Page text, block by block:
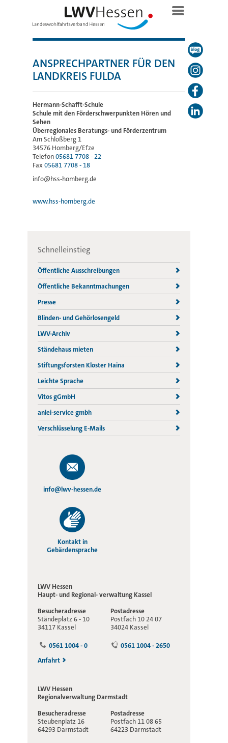
ANSPRECHPARTNER FÜR DEN
LANDKREIS FULDA
Hermann-Schafft-Schule
Schule mit den Förderschwerpunkten Hören und
Sehen
Überregionales Beratungs- und Förderzentrum
Am Schloßberg 1
34576 Homberg/Efze
Telefon05681 7708 - 22
Fax05681 7708 - 18
info@hss-homberg.de
www.hss-homberg.de
Schnelleinstieg
Öffentliche Ausschreibungen
Öffentliche Bekanntmachungen
Presse
Blinden- und Gehörlosengeld
LWV-Archiv
Ständehaus mieten
Stiftungsforsten Kloster Haina
Leichte Sprache
Vitos gGmbH
anlei-service gmbh
Verschlüsselung E-Mails
info@lwv-hessen.de
Kontakt in
Gebärdensprache
LWV Hessen
Haupt- und Regional-verwaltung Kassel
Besucheradresse
Ständeplatz 6 - 10
34117 Kassel
Postadresse
Postfach 10 24 07
34024 Kassel
0561 1004 - 0
0561 1004 - 2650
Anfahrt
LWV Hessen
Regionalverwaltung Darmstadt
Besucheradresse
Steubenplatz 16
64293 Darmstadt
Postadresse
Postfach 11 08 65
64223 Darmstadt